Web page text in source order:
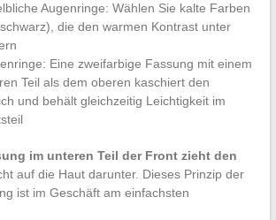
Augenringe: Wählen Sie kalte Farben
die den warmen Kontrast unter
Eine zweifarbige Fassung mit einem
Teil als dem oberen kaschiert den
und behält gleichzeitig Leichtigkeit im
im unteren Teil der Front zieht den
auf die Haut darunter. Dieses Prinzip der
ist im Geschäft am einfachsten